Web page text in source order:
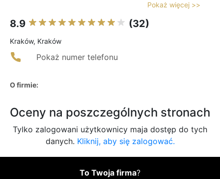
Pokaż więcej >>
8.9 (32)
Kraków, Kraków
Pokaż numer telefonu
O firmie:
Oceny na poszczególnych stronach
Tylko zalogowani użytkownicy maja dostęp do tych
danych. Kliknij, aby się zalogować.
To Twoja firma?